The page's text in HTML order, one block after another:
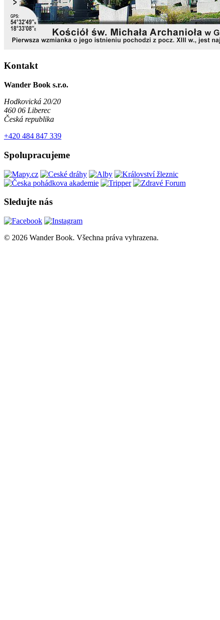
Kontakt
Wander Book s.r.o.
Hodkovická 20/20
460 06 Liberec
Česká republika
+420 484 847 339
Spolupracujeme
Sledujte nás
© 2026 Wander Book. Všechna práva vyhrazena.